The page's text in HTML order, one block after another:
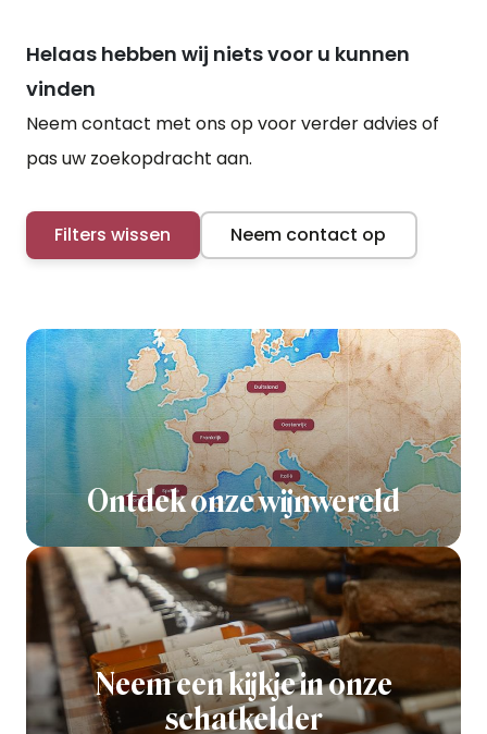
Helaas hebben wij niets voor u kunnen
vinden
Neem contact met ons op voor verder advies of
pas uw zoekopdracht aan.
Filters wissen Neem contact op
Ontdek onze wijnwereld
Neem een kijkje in onze
schatkelder